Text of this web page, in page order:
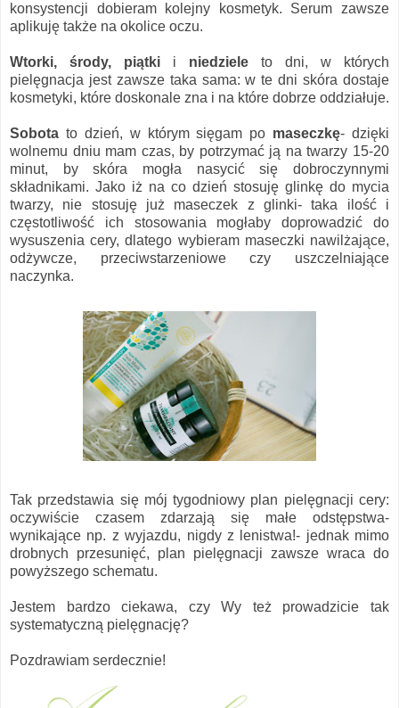
konsystencji dobieram kolejny kosmetyk. Serum zawsze
aplikuję także na okolice oczu.
Wtorki, środy, piątki i niedziele to dni, w których
pielęgnacja jest zawsze taka sama: w te dni skóra dostaje
kosmetyki, które doskonale zna i na które dobrze oddziałuje.
Sobota to dzień, w którym sięgam po maseczkę- dzięki
wolnemu dniu mam czas, by potrzymać ją na twarzy 15-20
minut, by skóra mogła nasycić się dobroczynnymi
składnikami. Jako iż na co dzień stosuję glinkę do mycia
twarzy, nie stosuję już maseczek z glinki- taka ilość i
częstotliwość ich stosowania mogłaby doprowadzić do
wysuszenia cery, dlatego wybieram maseczki nawilżające,
odżywcze, przeciwstarzeniowe czy uszczelniające
naczynka.
Tak przedstawia się mój tygodniowy plan pielęgnacji cery:
oczywiście czasem zdarzają się małe odstępstwa-
wynikające np. z wyjazdu, nigdy z lenistwa!- jednak mimo
drobnych przesunięć, plan pielęgnacji zawsze wraca do
powyższego schematu.
Jestem bardzo ciekawa, czy Wy też prowadzicie tak
systematyczną pielęgnację?
Pozdrawiam serdecznie!